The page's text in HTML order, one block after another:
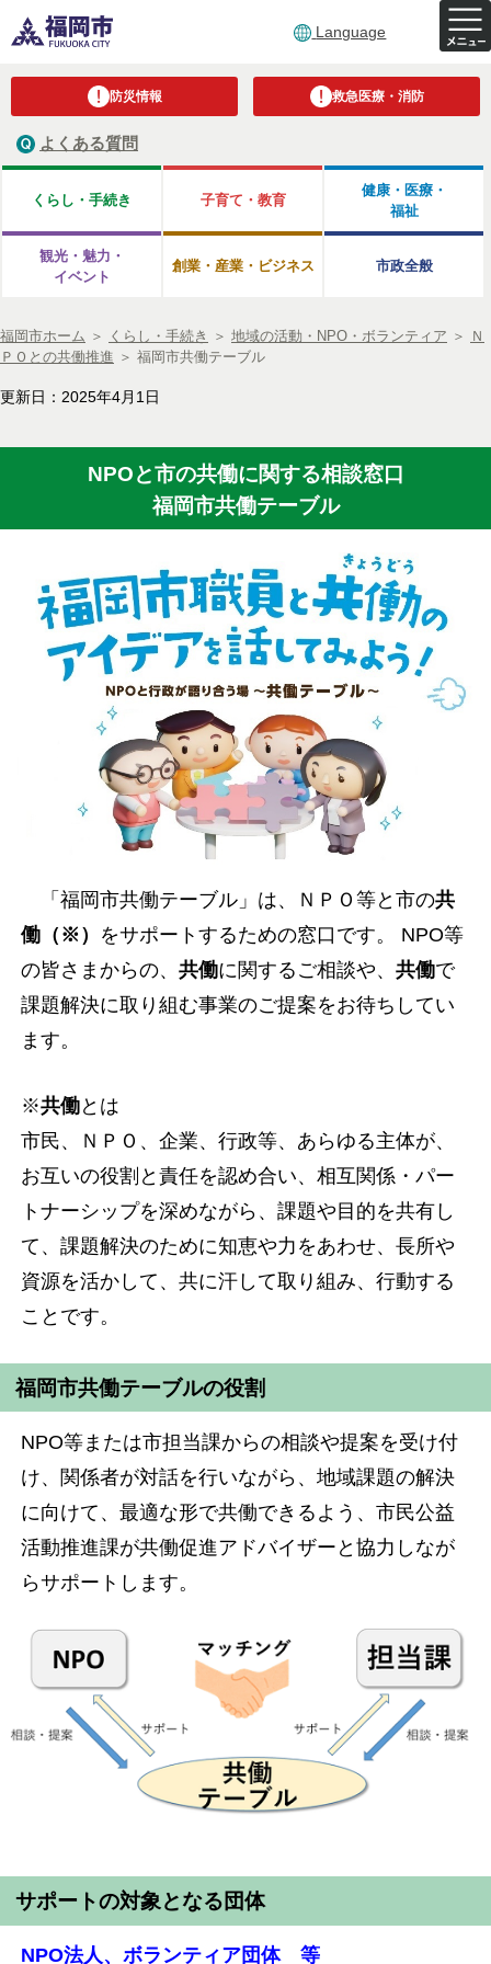
Language
防災情報 救急医療・消防
よくある質問
くらし・手続き 子育て・教育
健康・医療・
福祉
観光・魅力・
イベント
創業・産業・ビジネス 市政全般
福岡市ホーム ＞ くらし・手続き ＞ 地域の活動・NPO・ボランティア ＞
Ｎ
ＰＯとの共働推進 ＞ 福岡市共働テーブル
更新日：2025年4月1日
NPOと市の共働に関する相談窓口
福岡市共働テーブル
「福岡市共働テーブル」は、ＮＰＯ等と市の共
働（※） をサポートするための窓口です。 NPO等
の皆さまからの、共働に関するご相談や、共働で
課題解決に取り組む事業のご提案をお待ちしてい
ます。
※共働とは
市民、ＮＰＯ、企業、行政等、あらゆる主体が、
お互いの役割と責任を認め合い、相互関係・パー
トナーシップを深めながら、課題や目的を共有し
て、課題解決のために知恵や力をあわせ、長所や
資源を活かして、共に汗して取り組み、行動する
ことです。
福岡市共働テーブルの役割
NPO等または市担当課からの相談や提案を受け付
け、関係者が対話を行いながら、地域課題の解決
に向けて、最適な形で共働できるよう、市民公益
活動推進課が共働促進アドバイザーと協力しなが
らサポートします。
サポートの対象となる団体
NPO法人、ボランティア団体 等